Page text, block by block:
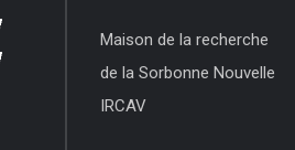
Maison de la recherche
de la Sorbonne Nouvelle
IRCAV